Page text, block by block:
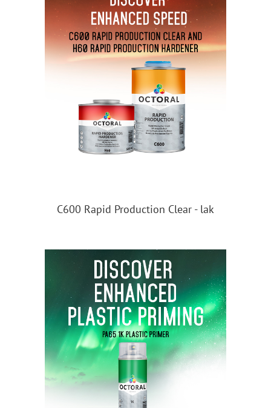
C600 Rapid Production Clear - lak